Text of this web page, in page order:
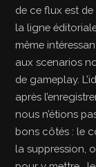
de ce flux est
la ligne
même
aux scenarios
de gameplay.
après
nous n’étions
bons côtés : le
la suppression,